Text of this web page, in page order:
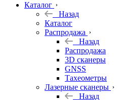
Каталог
Назад
Каталог
Распродажа
Назад
Распродажа
3D сканеры
GNSS
Тахеометры
Лазерные сканеры
Назад